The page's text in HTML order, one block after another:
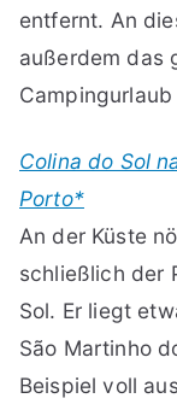
entfernt. An
außerdem das
Colina do Sol
Porto*
An der Küste
schließlich der
Sol. Er liegt
São Martinho
Beispiel voll